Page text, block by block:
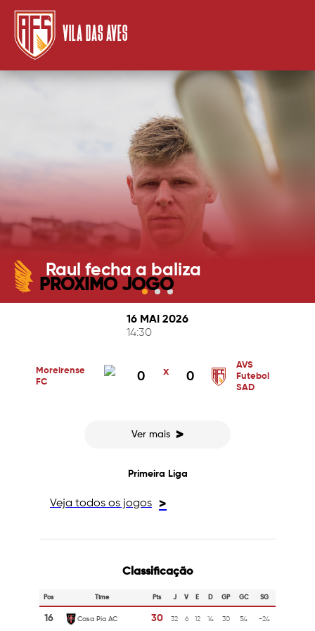
VILA DAS AVES
Raul fecha a baliza
PRÓXIMO JOGO
16 MAI 2026
14:30
Moreirense
FC
0 x 0
AVS
Futebol
SAD
Ver mais >
Primeira Liga
Veja todos os jogos >
Classificação
Pos Time Pts J V E D GP GC SG
16 Casa Pia AC 30 32 6 12 14 30 54 -24